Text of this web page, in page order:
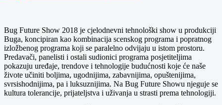
Bug Future Show 2018 je cjelodnevni tehnološki show u produkciji
Buga, koncipiran kao kombinacija scenskog programa i popratnog
izložbenog programa koji se paralelno odvijaju u istom prostoru.
Predavači, panelisti i ostali sudionici programa posjetiteljima
pokazuju uređaje, trendove i tehnologije budućnosti koje će naše
živote učiniti boljima, ugodnijima, zabavnijima, opuštenijima,
svrsishodnijima, pa i luksuznijima. Na Bug Future Showu njeguje se
kultura tolerancije, prijateljstva i uživanja u strasti prema tehnologiji.